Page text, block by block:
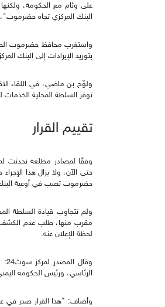
على وئام مع الحكومة،
البنك المركزي تجاه
واستغرب محافظ حضرموت
بتوريد الإيرادات إلى البنك
ولوّح بن ماضي، في اللقاء
توفر السلطة المحلية الخدمات
تقييم القرار
حتى الآن، ولا يزال هذا
حضرموت تصب في أوعية البنك
مقرب منها، طلب عدم الكشف
لحظة الإعلان عنه.
الرئاسي، ورئيس الحكومة
وأضاف: "هذا القرار صدر في